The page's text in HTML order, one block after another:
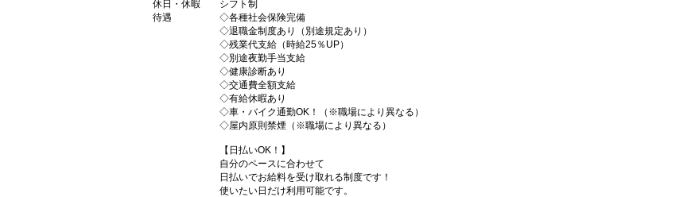
休日・休暇
シフト制
待遇
◇各種社会保険完備
◇退職金制度あり（別途規定あり）
◇残業代支給（時給25％UP）
◇別途夜勤手当支給
◇健康診断あり
◇交通費全額支給
◇有給休暇あり
◇車・バイク通勤OK！（※職場により異なる）
◇屋内原則禁煙（※職場により異なる）
【日払いOK！】
自分のペースに合わせて
日払いでお給料を受け取れる制度です！
使いたい日だけ利用可能です。